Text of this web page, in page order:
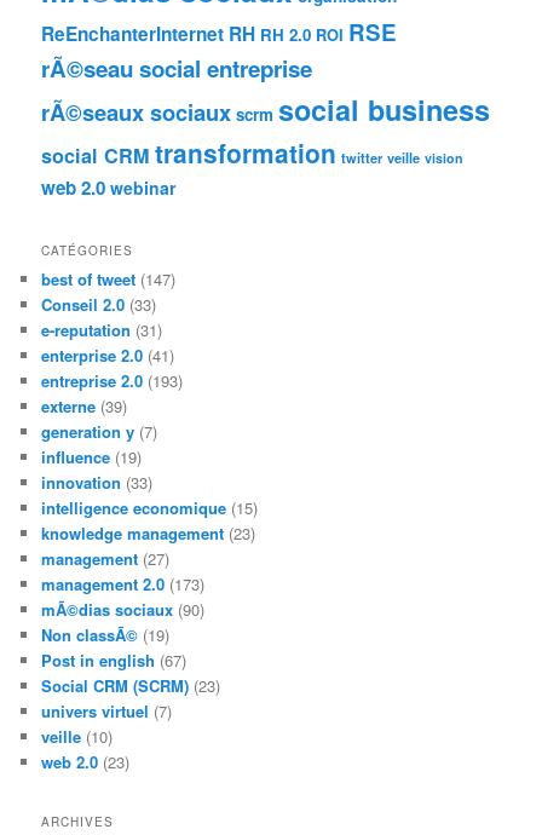
ReEnchanterInternet RH RH 2.0 ROI RSE
rÃ©seau social entreprise
rÃ©seaux sociaux scrm social business
social CRM transformation twitter veille vision
web 2.0 webinar
CATÉGORIES
best of tweet (147)
Conseil 2.0 (33)
e-reputation (31)
enterprise 2.0 (41)
entreprise 2.0 (193)
externe (39)
generation y (7)
influence (19)
innovation (33)
intelligence economique (15)
knowledge management (23)
management (27)
management 2.0 (173)
mÃ©dias sociaux (90)
Non classÃ© (19)
Post in english (67)
Social CRM (SCRM) (23)
univers virtuel (7)
veille (10)
web 2.0 (23)
ARCHIVES